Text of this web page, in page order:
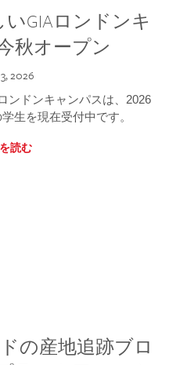
GIAロンドンキ
秋オープン
2026
ンドンキャンパスは、2026
生を現在受付中です。
読む
の産地追跡ブロ